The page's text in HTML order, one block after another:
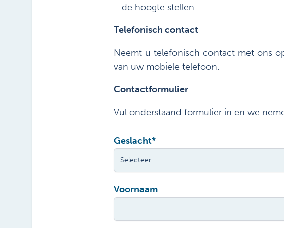
de hoogte stellen.
Telefonisch contact
Neemt u telefonisch contact met ons
van uw mobiele telefoon.
Contactformulier
Vul onderstaand formulier in en we
Geslacht*
Voornaam